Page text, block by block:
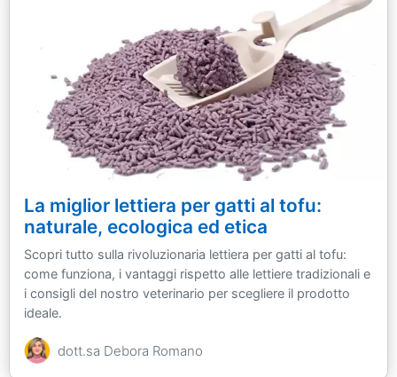
La miglior lettiera per gatti al tofu:
naturale, ecologica ed etica
Scopri tutto sulla rivoluzionaria lettiera per gatti al tofu:
come funziona, i vantaggi rispetto alle lettiere tradizionali e
i consigli del nostro veterinario per scegliere il prodotto
ideale.
dott.sa Debora Romano